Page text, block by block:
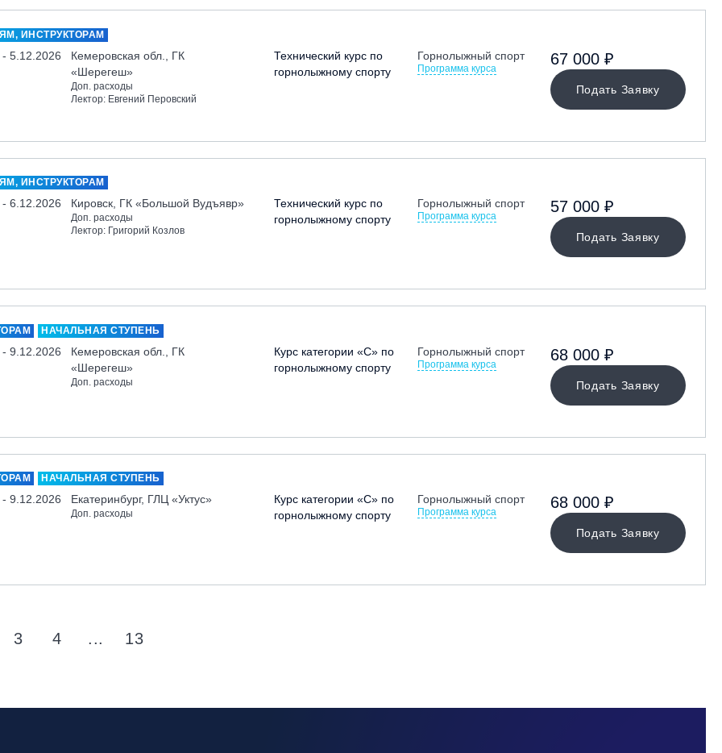
ИНСТРУКТОРАМ
5.12.2026
Кемеровская обл., ГК
«Шерегеш»
Доп. расходы
Лектор: Евгений Перовский
Технический курс по
горнолыжному спорту
Горнолыжный спорт
Программа курса
Подать Заявку
67 000 ₽
ИНСТРУКТОРАМ
6.12.2026 Кировск, ГК «Большой Вудъявр»
Доп. расходы
Лектор: Григорий Козлов
Технический курс по
горнолыжному спорту
Горнолыжный спорт
Программа курса
Подать Заявку
57 000 ₽
НАЧАЛЬНАЯ СТУПЕНЬ
9.12.2026
Кемеровская обл., ГК
«Шерегеш»
Доп. расходы
Курс категории «С» по
горнолыжному спорту
Горнолыжный спорт
Программа курса
Подать Заявку
68 000 ₽
НАЧАЛЬНАЯ СТУПЕНЬ
9.12.2026 Екатеринбург, ГЛЦ «Уктус»
Доп. расходы
Курс категории «С» по
горнолыжному спорту
Горнолыжный спорт
Программа курса
Подать Заявку
68 000 ₽
3 4 ... 13